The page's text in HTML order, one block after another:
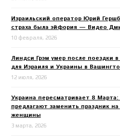
Израильский оператор Юрий
страха была эйфория — Видео
10 февраля, 2026
Линдси Грэм умер после поездки
для Израиля и Украины в
12 июля, 2026
Украина пересматривает 8
предлагают заменить праздник
женщины
3 марта, 2026